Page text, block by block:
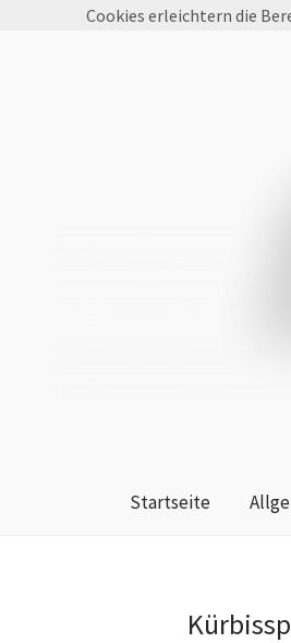
Startseite
Cookies erleichtern die